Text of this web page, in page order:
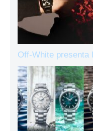
Off-White presenta